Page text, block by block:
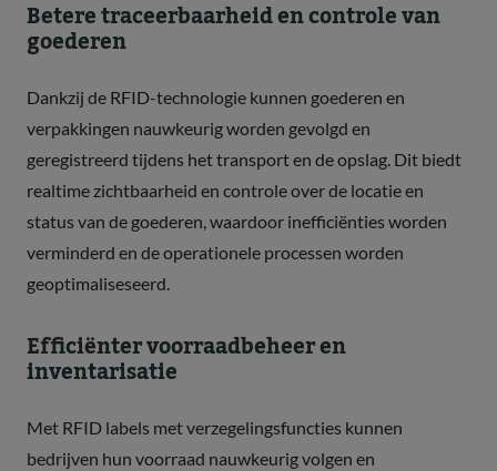
Betere traceerbaarheid en controle van
goederen
Dankzij de RFID-technologie kunnen goederen en
verpakkingen nauwkeurig worden gevolgd en
geregistreerd tijdens het transport en de opslag. Dit biedt
realtime zichtbaarheid en controle over de locatie en
status van de goederen, waardoor inefficiënties worden
verminderd en de operationele processen worden
geoptimaliseseerd.
Efficiënter voorraadbeheer en
inventarisatie
Met RFID labels met verzegelingsfuncties kunnen
bedrijven hun voorraad nauwkeurig volgen en